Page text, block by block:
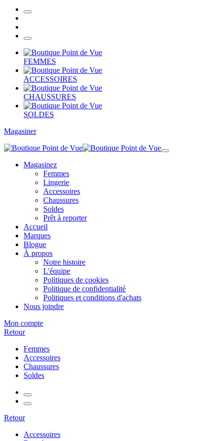
FEMMES
ACCESSOIRES
CHAUSSURES
SOLDES
Magasiner
Magasinez
Femmes
Lingerie
Accessoires
Chaussures
Soldes
Prêt à reporter
Accueil
Marques
Blogue
À propos
Notre histoire
L'équipe
Politiques de cookies
Politique de confidentialité
Politiques et conditions d'achats
Nous joindre
Mon compte
Retour
Femmes
Accessoires
Chaussures
Soldes
Retour
Accessoires